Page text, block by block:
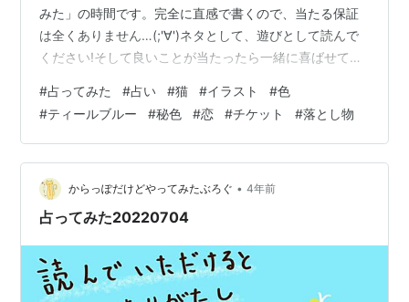
みた」の時間です。完全に直感で書くので、当たる保証
は全くありません…(;'∀')ネタとして、遊びとして読んで
ください!そして良いことが当たったら一緒に喜ばせてく
日の運勢にするもよし夜 🌛読んで明日の運勢にするもよ
し来週、来月の…なんてのもありでご自由にして頂けれ
ばと考えています。 それではやってみよう('ω')ﾉ 次の２
色のうち、どちらかを選んでください。結果は下～～～
～～ 結果 ～～ ティールブルーを選んだ方… 恋に進展が
ある…
#占ってみた #占い #猫 #イラスト #色
#ティールブルー #秘色 #恋 #チケット #落とし物
からっぽだけどやってみたぶろぐ • 4年前
占ってみた20220704